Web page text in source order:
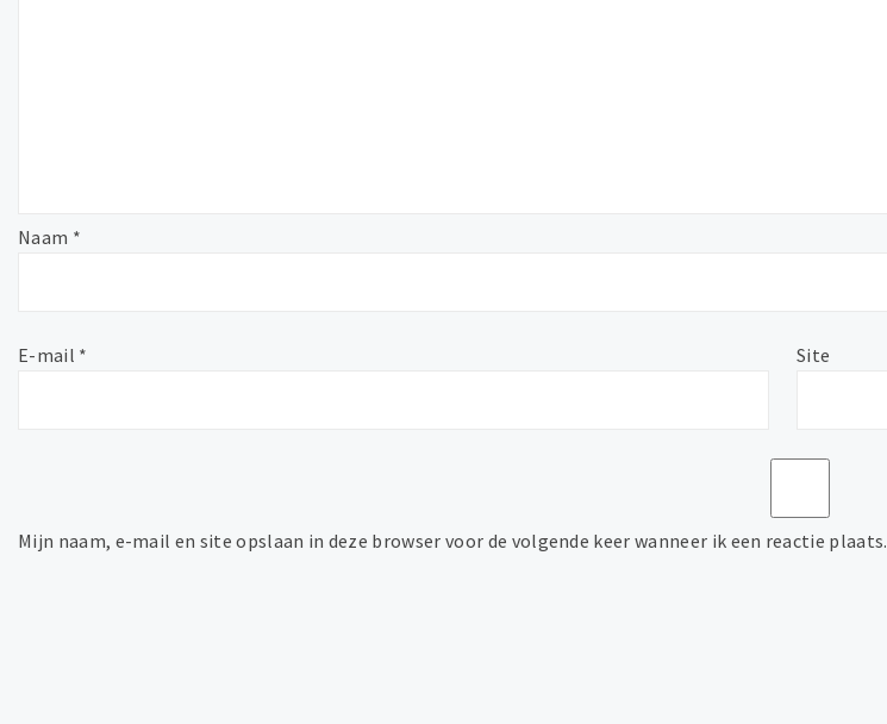
Naam *
E-mail * Site
Mijn naam, e-mail en site opslaan in deze browser voor de volgende keer wanneer ik een reactie plaats.